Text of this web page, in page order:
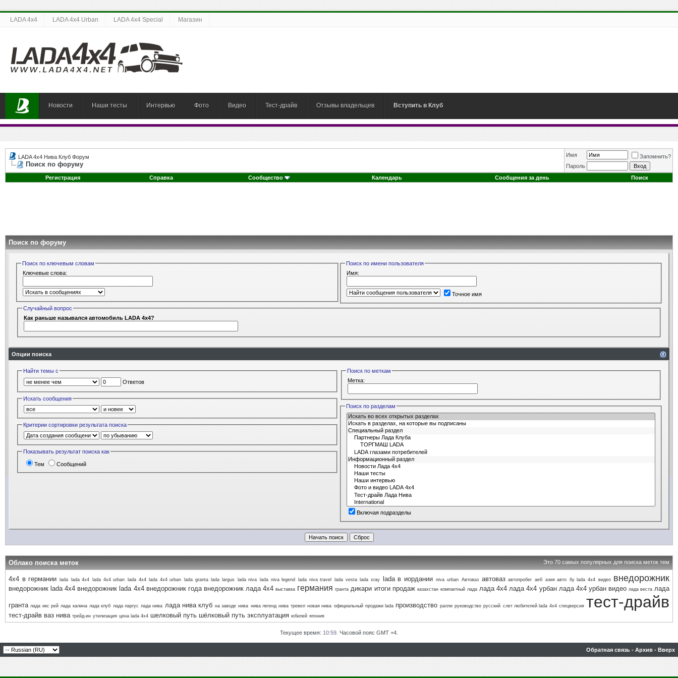
LADA 4x4 LADA 4x4 Urban LADA 4x4 Special Магазин
Новости Наши тесты Интервью Фото Видео Тест-драйв Отзывы владельцев Вступить в Клуб
LADA 4x4 Нива Клуб Форум
Поиск по форуму
Имя
Запомнить?
Пароль
Регистрация
Справка Сообщество Календарь Сообщения за день Поиск
Поиск по форуму
Поиск по ключевым словам
Ключевые слова:
Поиск по имени пользователя
Имя:
Точное имя
Случайный вопрос
Как раньше назывался автомобиль LADA 4x4?
Опции поиска
Найти темы с
Ответов
Искать сообщения
Критерии сортировки результата поиска
Показывать результат поиска как
Тем Сообщений
Поиск по меткам
Метка:
Поиск по разделам
Включая подразделы
Это 70 самых популярных для поиска меток тем
Облако поиска меток
4х4 в германии lada lada 4x4 lada 4x4 urban lada 4х4 lada 4х4 urban lada granta lada largus lada niva lada niva legend lada niva travel lada vesta lada xray lada в иордании niva urban Автоваз автоваз автопробег аеб азия авто бу lada 4х4 видео внедорожник
внедорожник lada 4x4 внедорожник lada 4х4 внедорожник года внедорожник лада 4х4 выставка германия гранта дикари итоги продаж казахстан компактный лада лада 4х4 лада 4х4 урбан лада 4х4 урбан видео лада веста лада
гранта лада икс рей лада калина лада клуб лада ларгус лада нива лада нива клуб на заводе нива нива легенд нива тревел новая нива официальный продажи lada производство ралли руководство русский слет любителей lada 4х4 спецверсия тест-драйв
тест-драйв ваз нива трейд-ин утилизация цена lada 4x4 шелковый путь шёлковый путь эксплуатация юбилей япония
Текущее время: 10:59 . Часовой пояс GMT +4.
Обратная связь - Архив - Вверх